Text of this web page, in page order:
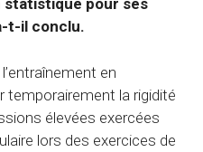
statistique pour ses
t-il conclu.
en
temporairement la rigidité
élevées exercées
lors des exercices de